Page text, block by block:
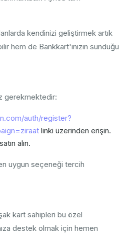
kendinizi geliştirmek artık
hem de Bankkart'ınızın sunduğu
gerekmektedir:
auth/register?
linki üzerinden erişin.
alın.
uygun seçeneği tercih
kart sahipleri bu özel
destek olmak için hemen